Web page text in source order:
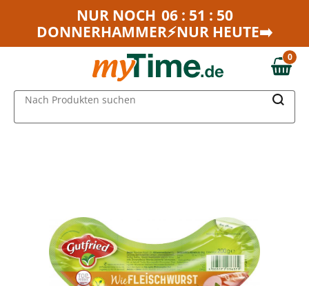
Zum Hauptinhalt springen
Zur Navigation springen
NUR NOCH 06 : 51 : 50
DONNERHAMMER⚡NUR HEUTE➡️
0,00 €
0
Nach Produkten suchen